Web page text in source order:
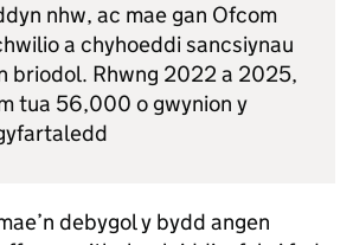
nhw, ac mae gan Ofcom
a chyhoeddi sancsiynau
briodol. Rhwng 2022 a 2025,
tua 56,000 o gwynion y
debygol y bydd angen